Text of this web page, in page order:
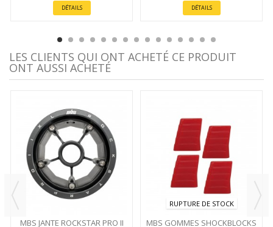
DÉTAILS DÉTAILS
LES CLIENTS QUI ONT ACHETÉ CE PRODUIT
ONT AUSSI ACHETÉ
MBS JANTE ROCKSTAR PRO II
RUPTURE DE STOCK
MBS GOMMES SHOCKBLOCKS